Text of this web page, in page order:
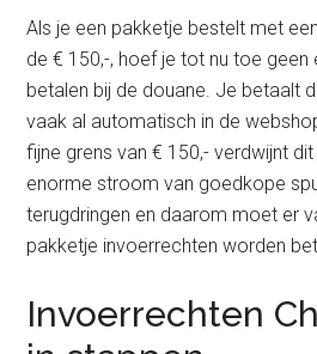
Als je een pakketje bestelt met
de € 150,-, hoef je tot nu toe
betalen bij de douane. Je betaalt
vaak al automatisch in de
fijne grens van € 150,- verdwijnt
enorme stroom van goedkope
terugdringen en daarom moet er
pakketje invoerrechten worden
Invoerrechten